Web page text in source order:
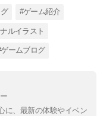
#ゲーム紹介
ルイラスト
ームブログ
に、最新の体験やイベン